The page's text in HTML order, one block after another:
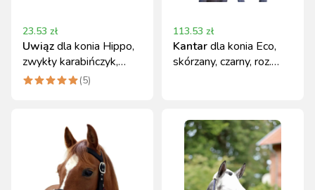
23.53 zł
Uwiązdla konia Hippo,
zwykły karabińczyk,
niebieski/granatowy,
(5)
113.53 zł
Kantardla konia Eco,
skórzany, czarny, roz.